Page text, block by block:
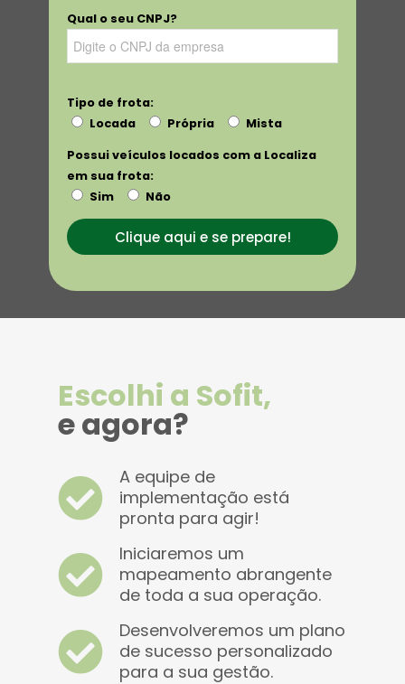
Qual o seu CNPJ?
Tipo de frota:
Locada
Própria
Mista
Possui veículos locados com a Localiza
em sua frota:
Sim
Não
Clique aqui e se prepare!
Escolhi a Sofit,
e agora?
A equipe de
implementação está
pronta para agir!
Iniciaremos um
mapeamento abrangente
de toda a sua operação.
Desenvolveremos um plano
de sucesso personalizado
para a sua gestão.